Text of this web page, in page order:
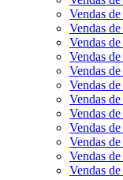
Vendas
Vendas
Vendas
Vendas
Vendas
Vendas
Vendas
Vendas
Vendas de
Vendas
Vendas
Vendas